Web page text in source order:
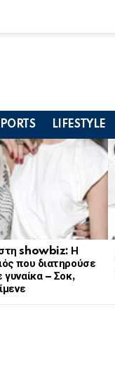
LIFESTYLE
showbiz: Η
που διατηρούσε
– Σοκ,